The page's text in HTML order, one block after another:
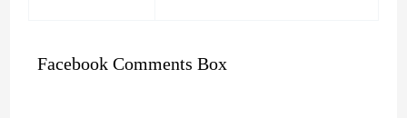
Facebook Comments Box